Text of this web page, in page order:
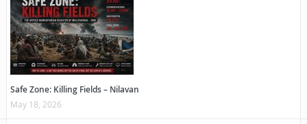
Safe Zone: Killing Fields – Nilavan
May 18, 2026